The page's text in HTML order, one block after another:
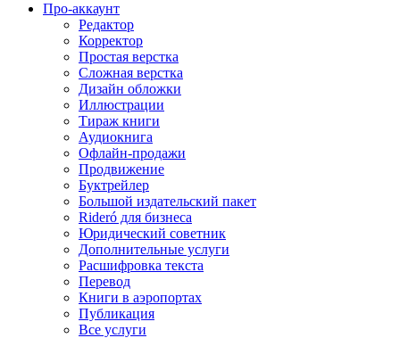
Про-аккаунт
Редактор
Корректор
Простая верстка
Сложная верстка
Дизайн обложки
Иллюстрации
Тираж книги
Аудиокнига
Офлайн-продажи
Продвижение
Буктрейлер
Большой издательский пакет
Rideró для бизнеса
Юридический советник
Дополнительные услуги
Расшифровка текста
Перевод
Книги в аэропортах
Публикация
Все услуги